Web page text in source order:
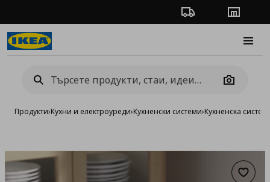
Проследяване на
Camera
Продукти›Кухни и електроуреди›Кухненски системи›Кухненска